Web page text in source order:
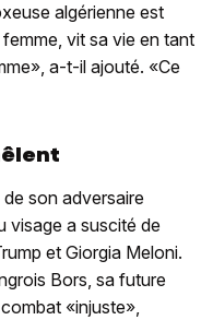
algérienne est
vit sa vie en tant
a-t-il ajouté. «Ce
son adversaire
visage a suscité de
et Giorgia Meloni.
Bors, sa future
«injuste»,